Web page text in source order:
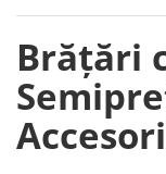
Brățări